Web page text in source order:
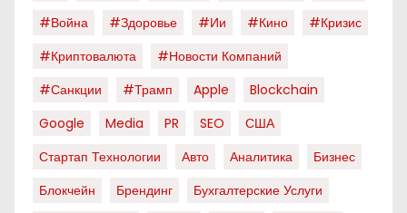
#война
#здоровье #ии #кино
#кризис
#криптовалюта
#новости Компаний
#санкции
#трамп Apple
Blockchain
Google
Media PR SEO
США
Стартап Технологии
Авто Аналитика
Бизнес
Блокчейн
Брендинг
Бухгалтерские Услуги